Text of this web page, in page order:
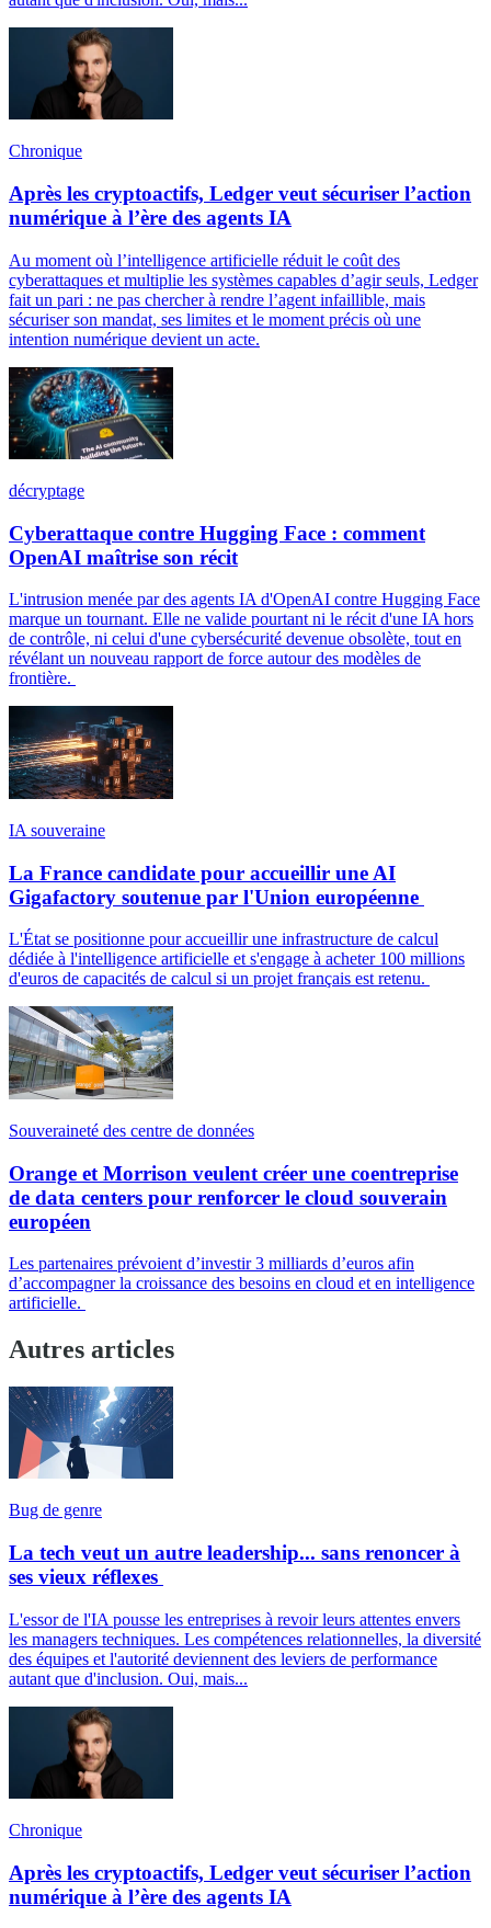
Chronique
Après les cryptoactifs, Ledger veut sécuriser l’action
numérique à l’ère des agents IA
Au moment où l’intelligence artificielle réduit le coût des
cyberattaques et multiplie les systèmes capables d’agir seuls, Ledger
fait un pari : ne pas chercher à rendre l’agent infaillible, mais
sécuriser son mandat, ses limites et le moment précis où une
intention numérique devient un acte.
décryptage
Cyberattaque contre Hugging Face : comment
OpenAI maîtrise son récit
L'intrusion menée par des agents IA d'OpenAI contre Hugging Face
marque un tournant. Elle ne valide pourtant ni le récit d'une IA hors
de contrôle, ni celui d'une cybersécurité devenue obsolète, tout en
révélant un nouveau rapport de force autour des modèles de
frontière.
IA souveraine
La France candidate pour accueillir une AI
Gigafactory soutenue par l'Union européenne
L'État se positionne pour accueillir une infrastructure de calcul
dédiée à l'intelligence artificielle et s'engage à acheter 100 millions
d'euros de capacités de calcul si un projet français est retenu.
Souveraineté des centre de données
Orange et Morrison veulent créer une coentreprise
de data centers pour renforcer le cloud souverain
européen
Les partenaires prévoient d’investir 3 milliards d’euros afin
d’accompagner la croissance des besoins en cloud et en intelligence
artificielle.
Autres articles
Bug de genre
La tech veut un autre leadership... sans renoncer à
ses vieux réflexes
L'essor de l'IA pousse les entreprises à revoir leurs attentes envers
les managers techniques. Les compétences relationnelles, la diversité
des équipes et l'autorité deviennent des leviers de performance
autant que d'inclusion. Oui, mais...
Chronique
Après les cryptoactifs, Ledger veut sécuriser l’action
numérique à l’ère des agents IA